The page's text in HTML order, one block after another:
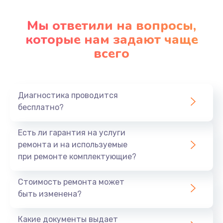
Заказать
Ремонт подсветки
Заказать
930 руб.
Заказать
Мы ответили на вопросы,
которые нам задают чаще
всего
Диагностика проводится
бесплатно?
Есть ли гарантия на услуги
ремонта и на используемые
при ремонте комплектующие?
Стоимость ремонта может
быть изменена?
Какие документы выдает